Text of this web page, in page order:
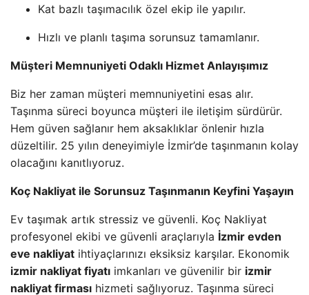
Kat bazlı taşımacılık özel ekip ile yapılır.
Hızlı ve planlı taşıma sorunsuz tamamlanır.
Müşteri Memnuniyeti Odaklı Hizmet Anlayışımız
Biz her zaman müşteri memnuniyetini esas alır.
Taşınma süreci boyunca müşteri ile iletişim sürdürür.
Hem güven sağlanır hem aksaklıklar önlenir hızla
düzeltilir. 25 yılın deneyimiyle İzmir’de taşınmanın kolay
olacağını kanıtlıyoruz.
Koç Nakliyat ile Sorunsuz Taşınmanın Keyfini Yaşayın
Ev taşımak artık stressiz ve güvenli. Koç Nakliyat
profesyonel ekibi ve güvenli araçlarıyla İzmir evden
eve nakliyat ihtiyaçlarınızı eksiksiz karşılar. Ekonomik
izmir nakliyat fiyatı imkanları ve güvenilir bir izmir
nakliyat firması hizmeti sağlıyoruz. Taşınma süreci